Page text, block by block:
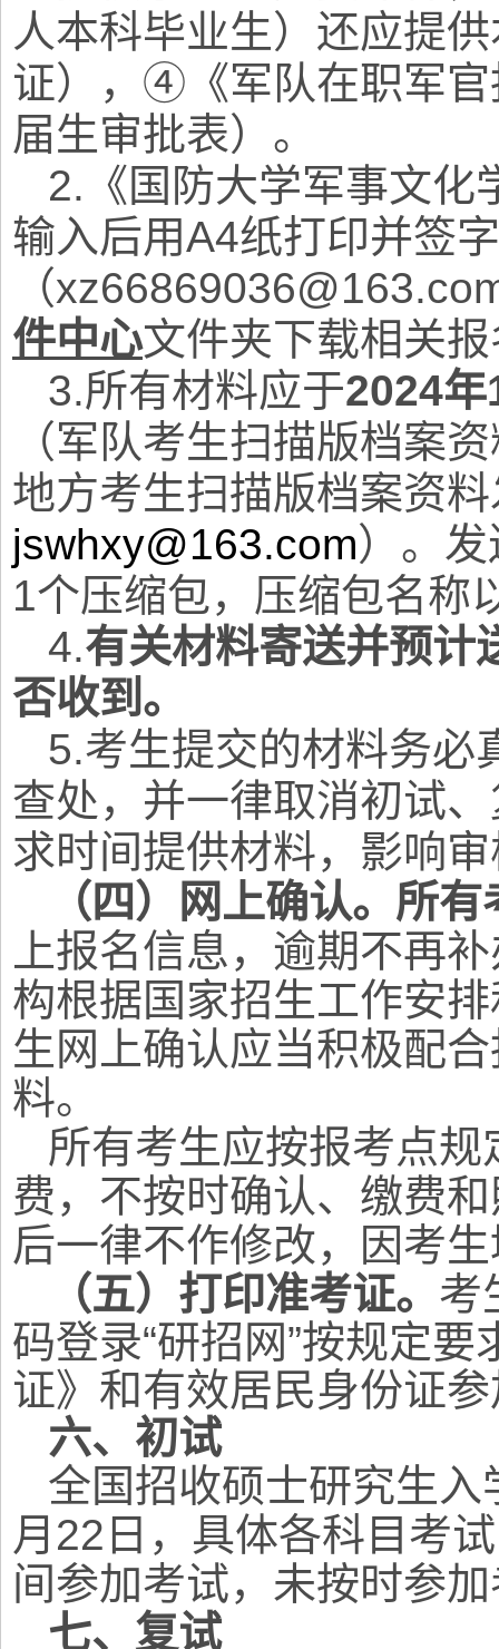
人本科毕业生）还应提
证），④《军队在职军
届生审批表）。
2. 《国防大学军事文
输入后用A4纸打印并签
（
件中心文件夹下载相关
3.所有材料应于2024
（军队考生扫描版档案
地方考生扫描版档案资
jswhxy@163.com）。
1个压缩包，压缩包名称
4.有关材料寄送并预计
否收到。
5.考生提交的材料务必
查处，并一律取消初试
求时间提供材料，影响
（四）网上确认。所有
上报名信息，逾期不再
构根据国家招生工作安
生网上确认应当积极配
料。
所有考生应按报考点
费，不按时确认、缴费
后一律不作修改，因考
（五）打印准考证。 考
码登录“研招网”按规定
证》和有效居民身份证
六、初试
全国招收硕士研究生
月22日，具体各科目考
间参加考试，未按时参
七、复试